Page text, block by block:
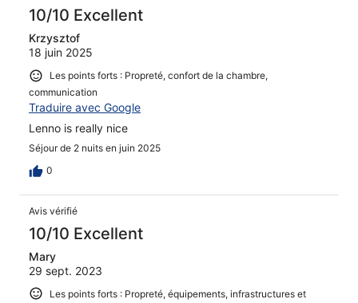
10/10 Excellent
Krzysztof
18 juin 2025
Les points forts : Propreté, confort de la chambre,
communication
Traduire avec Google
Lenno is really nice
Séjour de 2 nuits en juin 2025
0
Avis vérifié
10/10 Excellent
Mary
29 sept. 2023
Les points forts : Propreté, équipements, infrastructures et